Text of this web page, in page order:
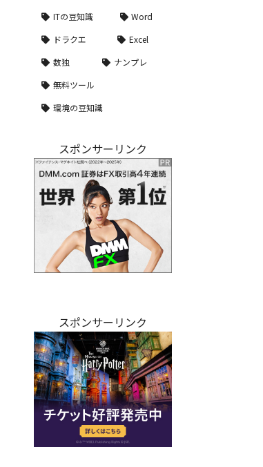
ITの豆知識
Word
ドラクエ
Excel
数独
ナンプレ
無料ツール
環境の豆知識
スポンサーリンク
スポンサーリンク